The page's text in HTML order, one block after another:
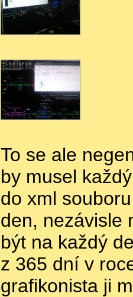
To se ale
by musel
do xml
den, nezávisle
být na každý
z 365 dní v
grafikonista ji